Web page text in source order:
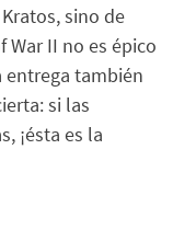
sino de
War II no es épico
entrega también
si las
¡ésta es la